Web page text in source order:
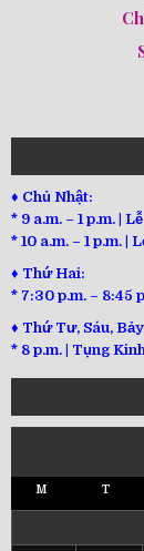
♦ Chủ Nhật:
* 9 a.m. – 1 p.m. |
* 10 a.m. – 1 p.m.
♦ Thứ Hai:
* 7:30 p.m. – 8:45
♦ Thứ Tư, Sáu,
* 8 p.m. | Tụng
M T